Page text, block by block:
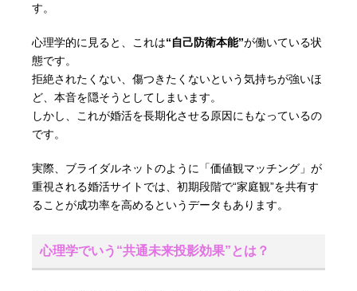
す。
心理学的に見ると、これは“自己防衛本能”が働いている状
態です。
拒絶されたくない、傷つきたくないという気持ちが強いほ
ど、本音を隠そうとしてしまいます。
しかし、これが婚活を長期化させる原因にもなっているの
です。
実際、ブライダルネットのように「価値観マッチング」が
重視される婚活サイトでは、初期段階で“家庭観”を共有す
ることが成功率を高めるというデータもあります。
心理学でいう“共通未来投影効果”とは？